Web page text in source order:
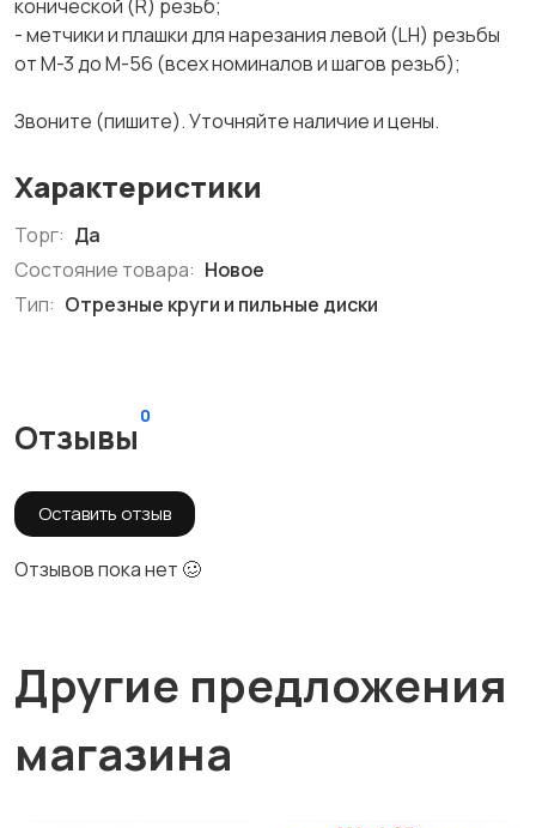
конической (R) резьб;
- метчики и плашки для нарезания левой (LH) резьбы
от М-3 до М-56 (всех номиналов и шагов резьб);
Звоните (пишите). Уточняйте наличие и цены.
Характеристики
Торг: Да
Состояние товара: Новое
Тип: Отрезные круги и пильные диски
Отзывы
0
Оставить отзыв
Отзывов пока нет 🥴
Другие предложения
магазина